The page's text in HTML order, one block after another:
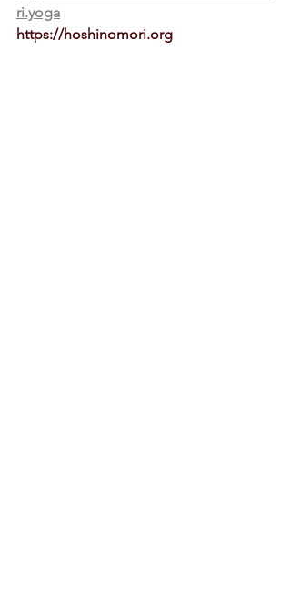
ri.yoga
https://hoshinomori.org